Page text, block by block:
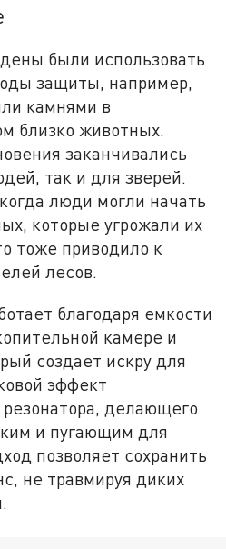
были использовать
защиты, например,
камнями в
близко животных.
заканчивались
так и для зверей.
люди могли начать
которые угрожали их
тоже приводило к
лесов.
благодаря емкости
камере и
создает искру для
эффект
делающего
и пугающим для
позволяет сохранить
не травмируя диких